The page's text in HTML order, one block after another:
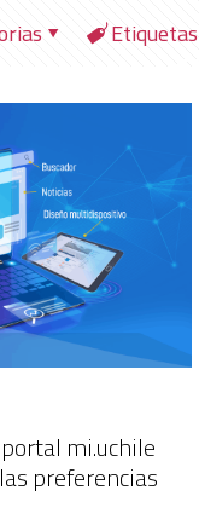
Etiquetas
mi.uchile
preferencias